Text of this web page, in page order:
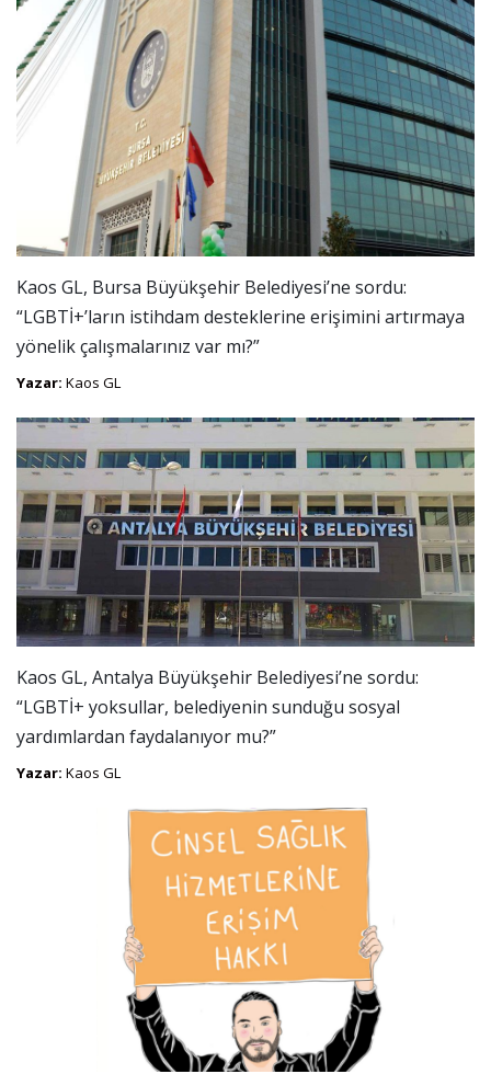
Kaos GL, Bursa Büyükşehir Belediyesi’ne sordu:
“LGBTİ+’ların istihdam desteklerine erişimini artırmaya
yönelik çalışmalarınız var mı?”
Yazar: Kaos GL
Kaos GL, Antalya Büyükşehir Belediyesi’ne sordu:
“LGBTİ+ yoksullar, belediyenin sunduğu sosyal
yardımlardan faydalanıyor mu?”
Yazar: Kaos GL